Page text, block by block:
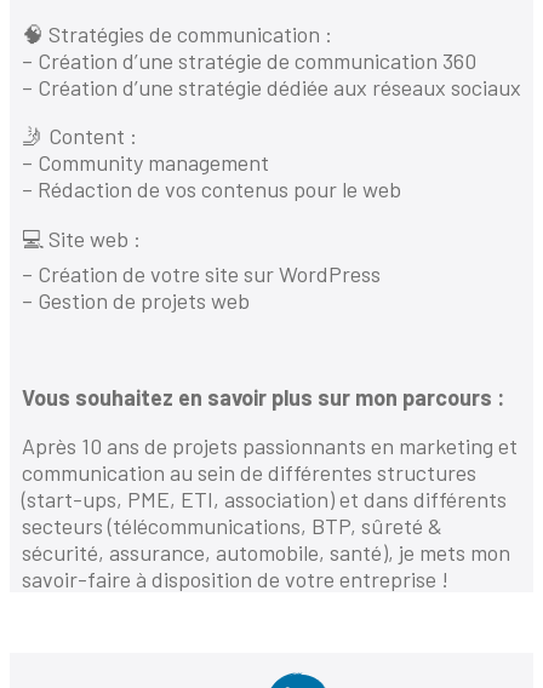
🧠 Stratégies de communication :
– Création d’une stratégie de communication 360
– Création d’une stratégie dédiée aux réseaux sociaux
🤳 Content :
– Community management
– Rédaction de vos contenus pour le web
💻 Site web :
– Création de votre site sur WordPress
– Gestion de projets web
Vous souhaitez en savoir plus sur mon parcours :
Après 10 ans de projets passionnants en marketing et
communication au sein de différentes structures
(start-ups, PME, ETI, association) et dans différents
secteurs (télécommunications, BTP, sûreté &
sécurité, assurance, automobile, santé), je mets mon
savoir-faire à disposition de votre entreprise !